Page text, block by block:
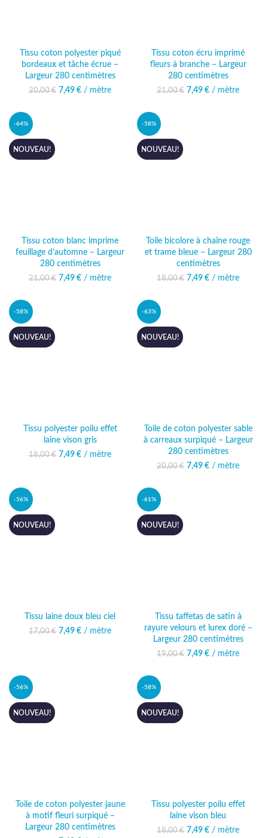
Tissu coton polyester piqué
bordeaux et tâche écrue –
Largeur 280 centimètres
20,00€ Le prix initial était :
7,49 € Le prix actuel
/ mètre
Tissu coton écru imprimé
fleurs à branche – Largeur
280 centimètres
21,00€ Le prix initial était :
7,49 € Le prix actuel
/ mètre
-64%
NOUVEAU!
Tissu coton blanc imprime
feuillage d’automne – Largeur
280 centimètres
21,00€ Le prix initial était :
7,49 € Le prix actuel
/ mètre
-58%
NOUVEAU!
Toile bicolore à chaîne rouge
et trame bleue – Largeur 280
centimètres
18,00€ Le prix initial était :
7,49 € Le prix actuel
/ mètre
-58%
NOUVEAU!
Tissu polyester poilu effet
laine vison gris
18,00€ Le prix initial était :
7,49 € Le prix actuel
/ mètre
-63%
NOUVEAU!
Toile de coton polyester sable
à carreaux surpiqué – Largeur
280 centimètres
20,00€ Le prix initial était :
7,49 € Le prix actuel
/ mètre
-56%
NOUVEAU!
Tissu laine doux bleu ciel
17,00€ Le prix initial était :
7,49 € Le prix actuel
/ mètre
-61%
NOUVEAU!
Tissu taffetas de satin à
rayure velours et lurex doré –
Largeur 280 centimètres
19,00€ Le prix initial était :
7,49 € Le prix actuel
/ mètre
-56%
NOUVEAU!
Toile de coton polyester jaune
à motif fleuri surpiqué –
Largeur 280 centimètres
-58%
NOUVEAU!
Tissu polyester poilu effet
laine vison bleu
18,00€ Le prix initial était :
7,49 € Le prix actuel
/ mètre